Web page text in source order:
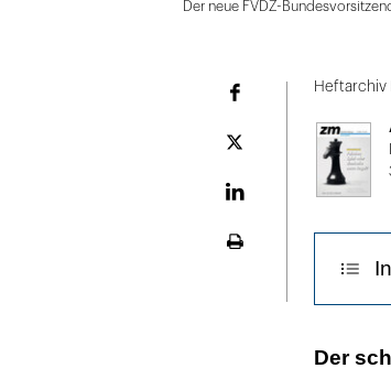
Der neue FVDZ-
Plattform
Heftarchiv
Der